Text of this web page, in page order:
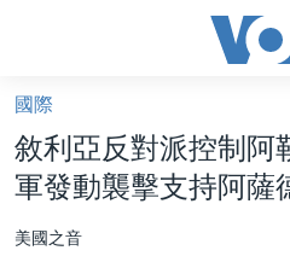
礙
鏈
接
轉
美國大選2024
國際
敘利亞反對派控制阿
軍發動襲擊支持阿薩
美國之音